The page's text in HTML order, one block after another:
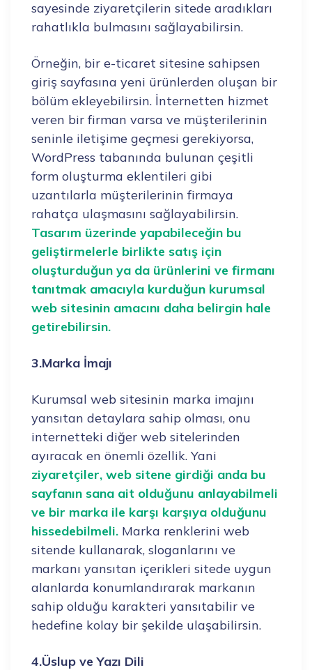
sayesinde ziyaretçilerin sitede aradıkları
rahatlıkla bulmasını sağlayabilirsin.
Örneğin, bir e-ticaret sitesine sahipsen
giriş sayfasına yeni ürünlerden oluşan bir
bölüm ekleyebilirsin. İnternetten hizmet
veren bir firman varsa ve müşterilerinin
seninle iletişime geçmesi gerekiyorsa,
WordPress tabanında bulunan çeşitli
form oluşturma eklentileri gibi
uzantılarla müşterilerinin firmaya
rahatça ulaşmasını sağlayabilirsin.
Tasarım üzerinde yapabileceğin bu
geliştirmelerle birlikte satış için
oluşturduğun ya da ürünlerini ve firmanı
tanıtmak amacıyla kurduğun kurumsal
web sitesinin amacını daha belirgin hale
getirebilirsin.
3.Marka İmajı
Kurumsal web sitesinin marka imajını
yansıtan detaylara sahip olması, onu
internetteki diğer web sitelerinden
ayıracak en önemli özellik. Yani
ziyaretçiler, web sitene girdiği anda bu
sayfanın sana ait olduğunu anlayabilmeli
ve bir marka ile karşı karşıya olduğunu
hissedebilmeli. Marka renklerini web
sitende kullanarak, sloganlarını ve
markanı yansıtan içerikleri sitede uygun
alanlarda konumlandırarak markanın
sahip olduğu karakteri yansıtabilir ve
hedefine kolay bir şekilde ulaşabilirsin.
4.Üslup ve Yazı Dili